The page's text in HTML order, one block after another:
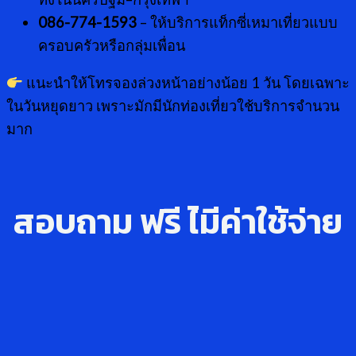
086-774-1593 – ให้บริการแท็กซี่เหมาเที่ยวแบบ
ครอบครัวหรือกลุ่มเพื่อน
แนะนำให้โทรจองล่วงหน้าอย่างน้อย 1 วัน โดยเฉพาะ
ในวันหยุดยาว เพราะมักมีนักท่องเที่ยวใช้บริการจำนวน
มาก
สอบถาม ฟรี ไ่มีค่าใช้จ่าย